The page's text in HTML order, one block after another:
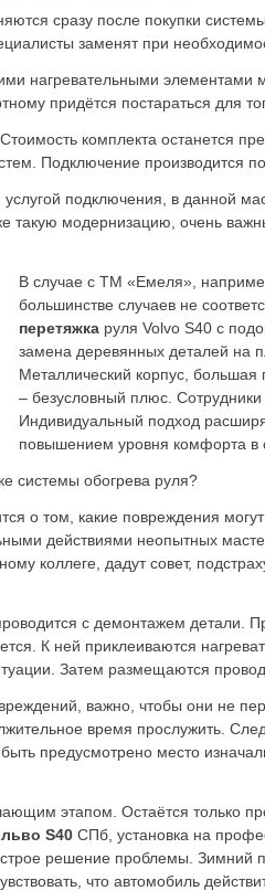
сразу после покупки
заменят при
нагревательными
придётся постараться для
комплекта останется
Подключение производится
подключения, в данной
модернизацию, очень
В случае с ТМ «Емеля»,
большинстве случаев не
перетяжка руля Volvo S40 с
замена деревянных деталей на
Металлический корпус, большая
– безусловный плюс.
Индивидуальный подход
повышением уровня комфорта в
системы обогрева руля?
о том, какие повреждения
действиями неопытных
коллеге, дадут совет,
с демонтажем детали.
К ней приклеиваются
Затем размещаются
важно, чтобы они не
время прослужить.
предусмотрено место
этапом. Остаётся только
S40 СПб, установка на
решение проблемы. Зимний
что автомобиль